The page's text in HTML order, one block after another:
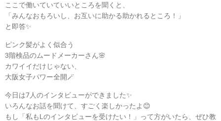
ここで働いていていいところを聞くと、
「みんなおもろいし、お互いに助かる助かれるところ！」
と即答✨
ピンク髪がよく似合う
3階検品のムードメーカーさん🌸
カワイイだけじゃない、
大阪女子パワー全開🪄
今日は7人のインタビューができました✨
いろんなお話を聞けて、すごく楽しかったよ😊
もし「私もLのインタビューを受けたい！」って方がいたら、ぜひ教